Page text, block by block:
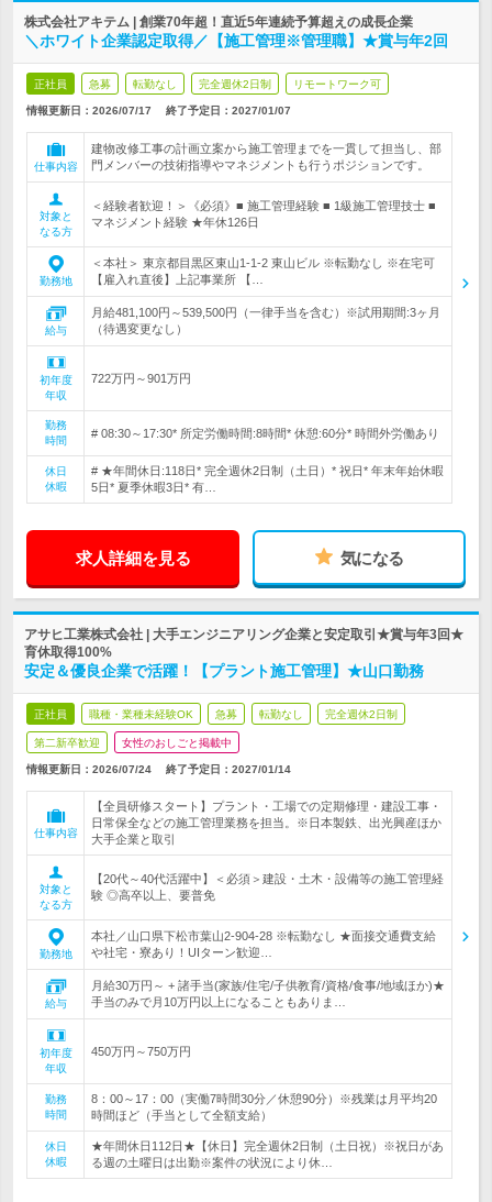
株式会社アキテム | 創業70年超！直近5年連続予算超えの成長企業
＼ホワイト企業認定取得／【施工管理※管理職】★賞与年2回
正社員 急募 転勤なし 完全週休2日制 リモートワーク可
情報更新日：2026/07/17 終了予定日： 2027/01/07
仕事内容
建物改修工事の計画立案から施工管理までを一貫して担当し、部
門メンバーの技術指導やマネジメントも行うポジションです。
対象と
なる方
＜経験者歓迎！＞《必須》■ 施工管理経験 ■ 1級施工管理技士 ■
マネジメント経験 ★年休126日
勤務地
＜本社＞ 東京都目黒区東山1-1-2 東山ビル ※転勤なし ※在宅可
【雇入れ直後】上記事業所 【…
給与
月給481,100円～539,500円（一律手当を含む）※試用期間:3ヶ月
（待遇変更なし）
初年度
年収
722万円～901万円
勤務
時間
# 08:30～17:30* 所定労働時間:8時間* 休憩:60分* 時間外労働あり
休日
休暇
# ★年間休日:118日* 完全週休2日制（土日）* 祝日* 年末年始休暇
5日* 夏季休暇3日* 有…
求人詳細を見る 気になる
アサヒ工業株式会社 | 大手エンジニアリング企業と安定取引★賞与年3回★
育休取得100%
安定＆優良企業で活躍！【プラント施工管理】★山口勤務
正社員 職種・業種未経験OK 急募 転勤なし 完全週休2日制
第二新卒歓迎 女性のおしごと掲載中
情報更新日：2026/07/24 終了予定日： 2027/01/14
仕事内容
【全員研修スタート】プラント・工場での定期修理・建設工事・
日常保全などの施工管理業務を担当。※日本製鉄、出光興産ほか
大手企業と取引
対象と
なる方
【20代～40代活躍中】＜必須＞建設・土木・設備等の施工管理経
験 ◎高卒以上、要普免
勤務地
本社／山口県下松市葉山2-904-28 ※転勤なし ★面接交通費支給
や社宅・寮あり！UIターン歓迎…
給与
月給30万円～ + 諸手当(家族/住宅/子供教育/資格/食事/地域ほか)★
手当のみで月10万円以上になることもありま…
初年度
年収
450万円～750万円
勤務
時間
8：00～17：00（実働7時間30分／休憩90分）※残業は月平均20
時間ほど（手当として全額支給）
休日
休暇
★年間休日112日★【休日】完全週休2日制（土日祝）※祝日があ
る週の土曜日は出勤※案件の状況により休…